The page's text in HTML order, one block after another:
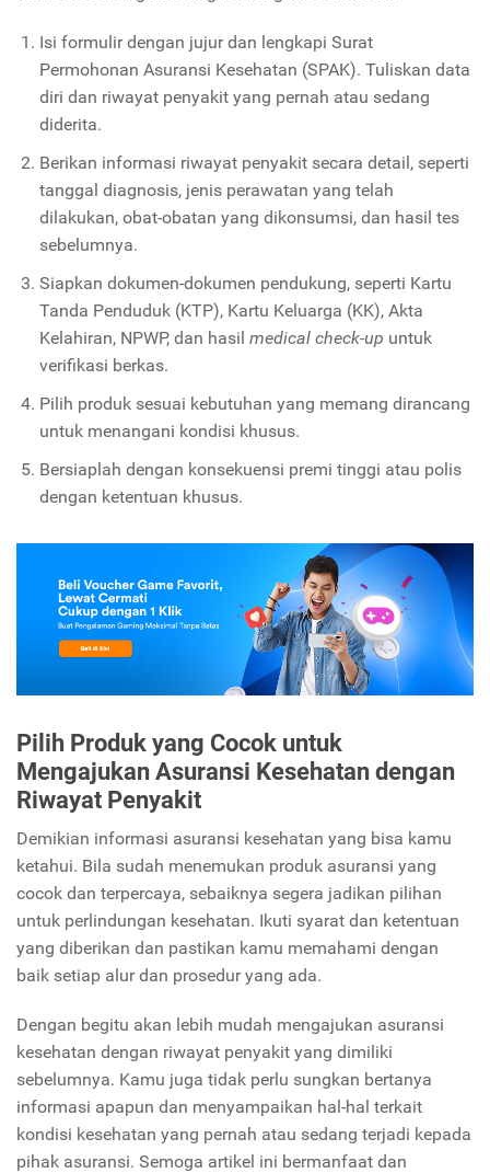
Isi formulir dengan jujur dan lengkapi Surat
Permohonan Asuransi Kesehatan (SPAK). Tuliskan data
diri dan riwayat penyakit yang pernah atau sedang
diderita.
Berikan informasi riwayat penyakit secara detail, seperti
tanggal diagnosis, jenis perawatan yang telah
dilakukan, obat-obatan yang dikonsumsi, dan hasil tes
sebelumnya.
Siapkan dokumen-dokumen pendukung, seperti Kartu
Tanda Penduduk (KTP), Kartu Keluarga (KK), Akta
Kelahiran, NPWP, dan hasil medical check-up untuk
verifikasi berkas.
Pilih produk sesuai kebutuhan yang memang dirancang
untuk menangani kondisi khusus.
Bersiaplah dengan konsekuensi premi tinggi atau polis
dengan ketentuan khusus.
Pilih Produk yang Cocok untuk
Mengajukan Asuransi Kesehatan dengan
Riwayat Penyakit
Demikian informasi asuransi kesehatan yang bisa kamu
ketahui. Bila sudah menemukan produk asuransi yang
cocok dan terpercaya, sebaiknya segera jadikan pilihan
untuk perlindungan kesehatan. Ikuti syarat dan ketentuan
yang diberikan dan pastikan kamu memahami dengan
baik setiap alur dan prosedur yang ada.
Dengan begitu akan lebih mudah mengajukan asuransi
kesehatan dengan riwayat penyakit yang dimiliki
sebelumnya. Kamu juga tidak perlu sungkan bertanya
informasi apapun dan menyampaikan hal-hal terkait
kondisi kesehatan yang pernah atau sedang terjadi kepada
pihak asuransi. Semoga artikel ini bermanfaat dan